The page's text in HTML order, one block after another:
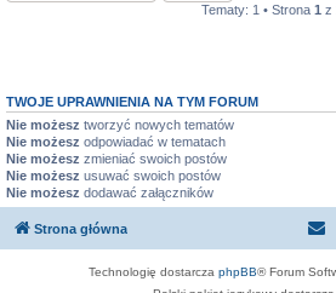
Tematy: 1 • Strona 1 z
TWOJE UPRAWNIENIA NA TYM FORUM
Nie możesz tworzyć nowych tematów
Nie możesz odpowiadać w tematach
Nie możesz zmieniać swoich postów
Nie możesz usuwać swoich postów
Nie możesz dodawać załączników
Strona główna
Technologię dostarcza phpBB® Forum